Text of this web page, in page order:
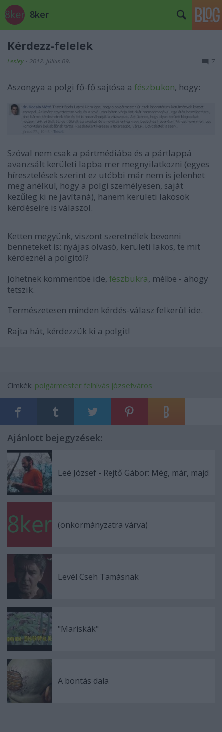
8ker
Kérdezz-felelek
Lesley • 2012. július 09. 7
Aszongya a polgi fő-fő sajtósa a fészbukon, hogy:
Szóval nem csak a pártmédiába és a pártlappá
avanzsált kerületi lapba mer megnyilatkozni (egyes
híresztelések szerint ez utóbbi már nem is jelenhet
meg anélkül, hogy a polgi személyesen, saját
kezűleg ki ne javítaná), hanem kerületi lakosok
kérdéseire is válaszol.
Ketten megyünk, viszont szeretnélek bevonni
benneteket is: nyájas olvasó, kerületi lakos, te mit
kérdeznél a polgitól?
Jöhetnek kommentbe ide, fészbukra, mélbe - ahogy
tetszik.
Természetesen minden kérdés-válasz felkerül ide.
Rajta hát, kérdezzük ki a polgit!
Címkék: polgármester felhívás józsefváros
Ajánlott bejegyzések:
Leé József - Rejtő Gábor: Még, már, majd
(önkormányzatra várva)
Levél Cseh Tamásnak
"Mariskák"
A bontás dala